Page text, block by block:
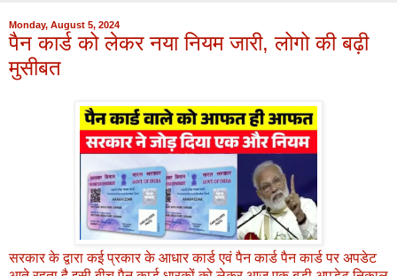
Monday, August 5, 2024
पैन कार्ड को लेकर नया नियम जारी, लोगो की बढ़ी
मुसीबत
सरकार के द्वारा कई प्रकार के आधार कार्ड एवं पैन कार्ड पैन कार्ड पर अपडेट